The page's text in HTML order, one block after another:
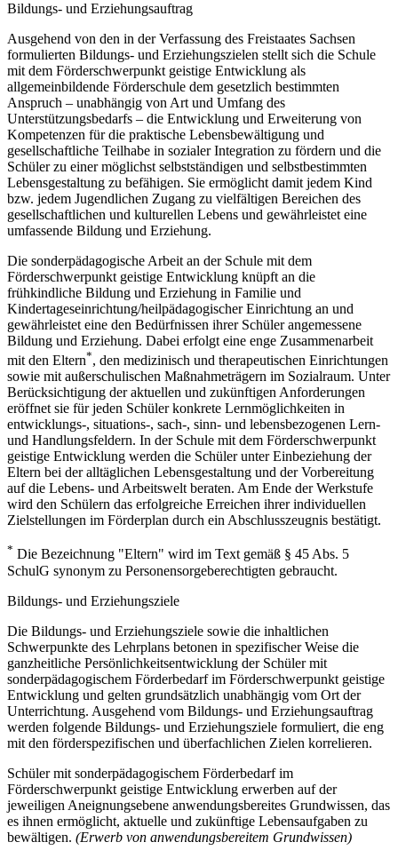
Bildungs- und Erziehungsauftrag
Ausgehend von den in der Verfassung des Freistaates Sachsen
formulierten Bildungs- und Erziehungszielen stellt sich die Schule
mit dem Förderschwerpunkt geistige Entwicklung als
allgemeinbildende Förderschule dem gesetzlich bestimmten
Anspruch – unabhängig von Art und Umfang des
Unterstützungsbedarfs – die Entwicklung und Erweiterung von
Kompetenzen für die praktische Lebensbewältigung und
gesellschaftliche Teilhabe in sozialer Integration zu fördern und die
Schüler zu einer möglichst selbstständigen und selbstbestimmten
Lebensgestaltung zu befähigen. Sie ermöglicht damit jedem Kind
bzw. jedem Jugendlichen Zugang zu vielfältigen Bereichen des
gesellschaftlichen und kulturellen Lebens und gewährleistet eine
umfassende Bildung und Erziehung.
Die sonderpädagogische Arbeit an der Schule mit dem
Förderschwerpunkt geistige Entwicklung knüpft an die
frühkindliche Bildung und Erziehung in Familie und
Kindertageseinrichtung/heilpädagogischer Einrichtung an und
gewährleistet eine den Bedürfnissen ihrer Schüler angemessene
Bildung und Erziehung. Dabei erfolgt eine enge Zusammenarbeit
mit den Eltern*, den medizinisch und therapeutischen Einrichtungen
sowie mit außerschulischen Maßnahmeträgern im Sozialraum. Unter
Berücksichtigung der aktuellen und zukünftigen Anforderungen
eröffnet sie für jeden Schüler konkrete Lernmöglichkeiten in
entwicklungs-, situations-, sach-, sinn- und lebensbezogenen Lern-
und Handlungsfeldern. In der Schule mit dem Förderschwerpunkt
geistige Entwicklung werden die Schüler unter Einbeziehung der
Eltern bei der alltäglichen Lebensgestaltung und der Vorbereitung
auf die Lebens- und Arbeitswelt beraten. Am Ende der Werkstufe
wird den Schülern das erfolgreiche Erreichen ihrer individuellen
Zielstellungen im Förderplan durch ein Abschlusszeugnis bestätigt.
* Die Bezeichnung "Eltern" wird im Text gemäß § 45 Abs. 5
SchulG synonym zu Personensorgeberechtigten gebraucht.
Bildungs- und Erziehungsziele
Die Bildungs- und Erziehungsziele sowie die inhaltlichen
Schwerpunkte des Lehrplans betonen in spezifischer Weise die
ganzheitliche Persönlichkeitsentwicklung der Schüler mit
sonderpädagogischem Förderbedarf im Förderschwerpunkt geistige
Entwicklung und gelten grundsätzlich unabhängig vom Ort der
Unterrichtung. Ausgehend vom Bildungs- und Erziehungsauftrag
werden folgende Bildungs- und Erziehungsziele formuliert, die eng
mit den förderspezifischen und überfachlichen Zielen korrelieren.
Schüler mit sonderpädagogischem Förderbedarf im
Förderschwerpunkt geistige Entwicklung erwerben auf der
jeweiligen Aneignungsebene anwendungsbereites Grundwissen, das
es ihnen ermöglicht, aktuelle und zukünftige Lebensaufgaben zu
bewältigen. (Erwerb von anwendungsbereitem Grundwissen)